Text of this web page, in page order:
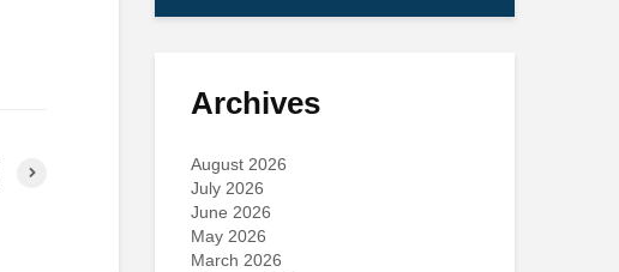
Archives
August 2026
July 2026
June 2026
May 2026
March 2026